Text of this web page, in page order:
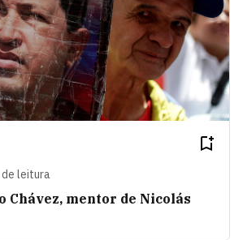
de leitura
Chávez, mentor de Nicolás